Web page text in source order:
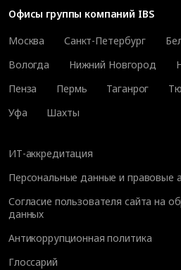
Офисы группы компаний IBS
Москва
Санкт-Петербург
Вологда
Нижний Новгород
Пенза
Пермь Таганрог
Уфа
Шахты
ИТ-аккредитация
Персональные данные и правовые
Согласие пользователя сайта на
данных
Антикоррупционная политика
Глоссарий